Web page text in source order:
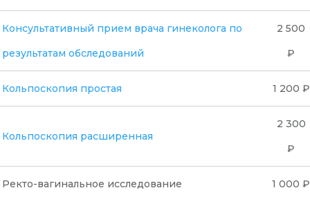
Консультативный прием врача гинеколога по
результатам обследований
2 500
₽
Кольпоскопия простая 1 200 ₽
Кольпоскопия расширенная
2 300
₽
Ректо-вагинальное исследование 1 000 ₽